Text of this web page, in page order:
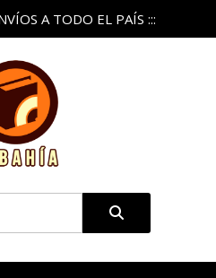
A TODO EL PAÍS :::